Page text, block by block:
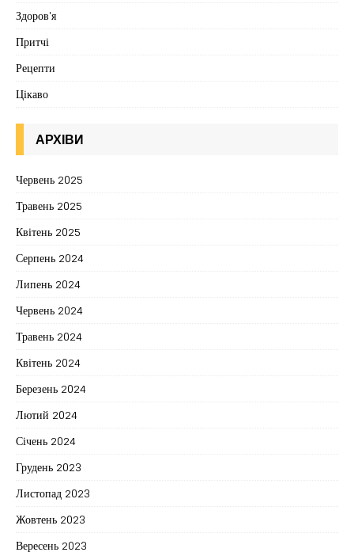
Здоров'я
Притчі
Рецепти
Цікаво
АРХІВИ
Червень 2025
Травень 2025
Квітень 2025
Серпень 2024
Липень 2024
Червень 2024
Травень 2024
Квітень 2024
Березень 2024
Лютий 2024
Січень 2024
Грудень 2023
Листопад 2023
Жовтень 2023
Вересень 2023